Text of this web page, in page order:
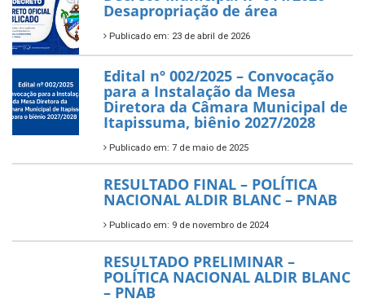
Desapropriação de área
Publicado em: 23 de abril de 2026
Edital nº 002/2025 – Convocação
para a Instalação da Mesa
Diretora da Câmara Municipal de
Itapissuma, biênio 2027/2028
Publicado em: 7 de maio de 2025
RESULTADO FINAL – POLÍTICA
NACIONAL ALDIR BLANC – PNAB
Publicado em: 9 de novembro de 2024
RESULTADO PRELIMINAR –
POLÍTICA NACIONAL ALDIR BLANC
– PNAB